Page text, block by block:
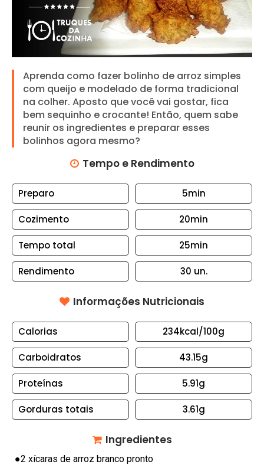
A
R
R
O
Z
S
C
O
I
T
O
S
L
O
S
E
T
O
R
S
Aprenda como fazer bolinho de arroz simples
com queijo e modelado de forma tradicional
na colher. Aposto que você vai gostar, fica
bem sequinho e crocante! Então, quem sabe
reunir os ingredientes e preparar esses
bolinhos agora mesmo?
Tempo e Rendimento
Preparo 5min
Cozimento 20min
Tempo total 25min
Rendimento 30 un.
Informações Nutricionais
Calorias 234kcal/100g
Carboidratos 43.15g
Proteínas 5.91g
Gorduras totais 3.61g
Ingredientes
●2 xícaras de arroz branco pronto